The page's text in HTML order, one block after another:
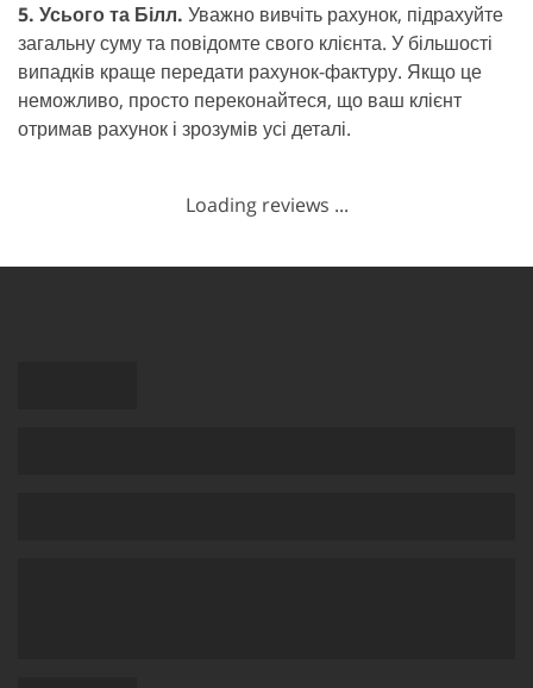
5. Усього та Білл. Уважно вивчіть рахунок, підрахуйте
загальну суму та повідомте свого клієнта. У більшості
випадків краще передати рахунок-фактуру. Якщо це
неможливо, просто переконайтеся, що ваш клієнт
отримав рахунок і зрозумів усі деталі.
Loading reviews ...